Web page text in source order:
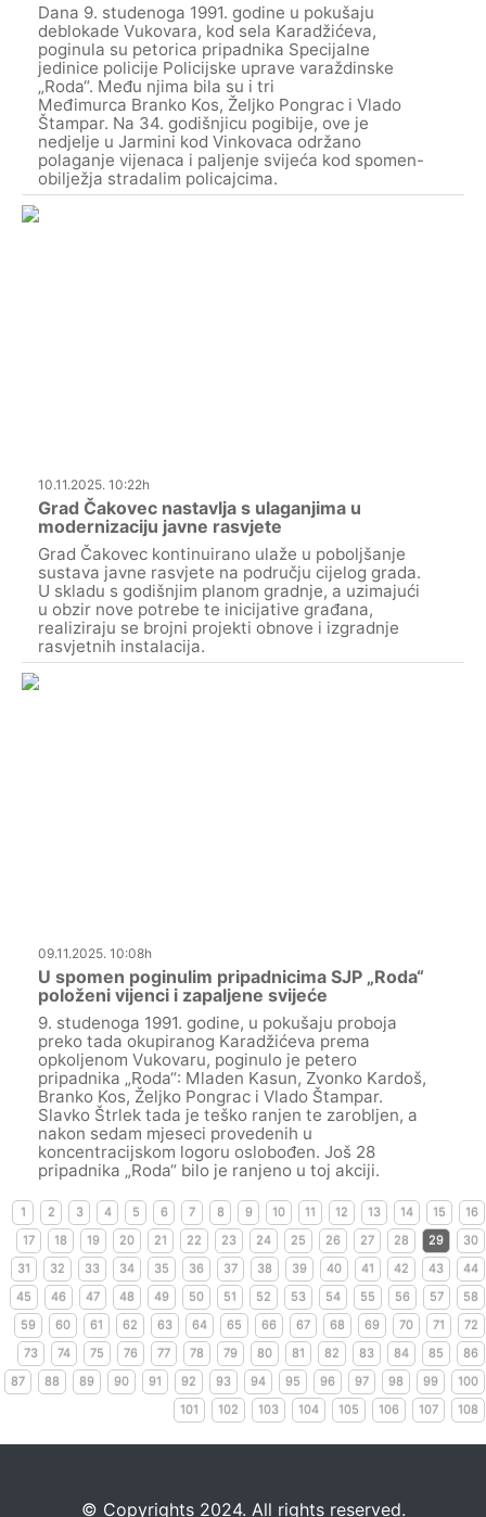
Dana 9. studenoga 1991. godine u pokušaju
deblokade Vukovara, kod sela Karadžićeva,
poginula su petorica pripadnika Specijalne
jedinice policije Policijske uprave varaždinske
„Roda“. Među njima bila su i tri
Međimurca Branko Kos, Željko Pongrac i Vlado
Štampar. Na 34. godišnjicu pogibije, ove je
nedjelje u Jarmini kod Vinkovaca održano
polaganje vijenaca i paljenje svijeća kod spomen-
obilježja stradalim policajcima.
10.11.2025. 10:22h
Grad Čakovec nastavlja s ulaganjima u
modernizaciju javne rasvjete
Grad Čakovec kontinuirano ulaže u poboljšanje
sustava javne rasvjete na području cijelog grada.
U skladu s godišnjim planom gradnje, a uzimajući
u obzir nove potrebe te inicijative građana,
realiziraju se brojni projekti obnove i izgradnje
rasvjetnih instalacija.
09.11.2025. 10:08h
U spomen poginulim pripadnicima SJP „Roda“
položeni vijenci i zapaljene svijeće
9. studenoga 1991. godine, u pokušaju proboja
preko tada okupiranog Karadžićeva prema
opkoljenom Vukovaru, poginulo je petero
pripadnika „Roda“: Mladen Kasun, Zvonko Kardoš,
Branko Kos, Željko Pongrac i Vlado Štampar.
Slavko Štrlek tada je teško ranjen te zarobljen, a
nakon sedam mjeseci provedenih u
koncentracijskom logoru oslobođen. Još 28
pripadnika „Roda“ bilo je ranjeno u toj akciji.
1 2 3 4 5 6 7 8 9 10 11 12 13 14 15
16
17
18 19 20 21 22 23 24 25 26 27 28 29
30
31
32 33 34 35 36 37 38 39 40 41 42 43
44
45
46 47 48 49 50 51 52 53 54 55 56 57
58
59
60 61 62 63 64 65 66 67 68 69 70 71
72
73
74 75 76 77 78 79 80 81 82 83 84 85
86
87
88 89 90 91 92 93 94 95 96 97 98 99
100
101
102 103 104 105 106 107 108
©️ Copyrights 2024. All rights reserved.